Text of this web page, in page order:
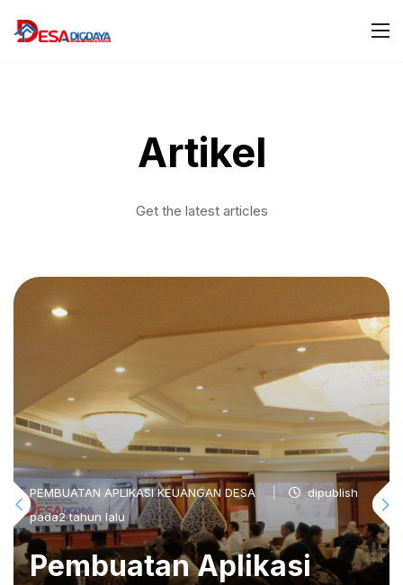
Artikel
Get the latest articles
PEMBUATAN APLIKASI KEUANGAN DESA
dipublish
pada2 tahun lalu
Pembuatan Aplikasi